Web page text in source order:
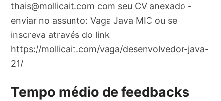
thais@mollicait.com com seu CV anexado -
enviar no assunto: Vaga Java MIC ou se
inscreva através do link
https://mollicait.com/vaga/desenvolvedor-java-
21/
Tempo médio de feedbacks